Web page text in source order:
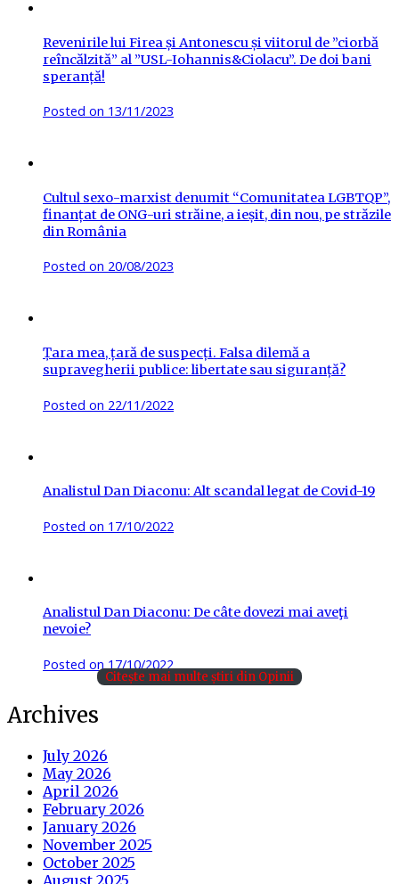
Revenirile lui Firea și Antonescu și viitorul de ”ciorbă
reîncălzită” al ”USL-Iohannis&Ciolacu”. De doi bani
speranță!
Posted on 13/11/2023
Cultul sexo-marxist denumit “Comunitatea LGBTQP”,
finanțat de ONG-uri străine, a ieșit, din nou, pe străzile
din România
Posted on 20/08/2023
Țara mea, țară de suspecți. Falsa dilemă a
supravegherii publice: libertate sau siguranță?
Posted on 22/11/2022
Analistul Dan Diaconu: Alt scandal legat de Covid-19
Posted on 17/10/2022
Analistul Dan Diaconu: De câte dovezi mai aveţi
nevoie?
Posted on 17/10/2022
Citește mai multe știri din Opinii
Archives
July 2026
May 2026
April 2026
February 2026
January 2026
November 2025
October 2025